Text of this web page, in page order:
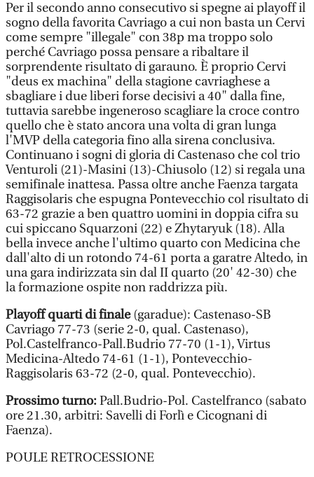
Per il secondo anno consecutivo si spegne ai playoff il
sogno della favorita Cavriago a cui non basta un Cervi
come sempre "illegale" con 38p ma troppo solo
perché Cavriago possa pensare a ribaltare il
sorprendente risultato di garauno. È proprio Cervi
"deus ex machina" della stagione cavriaghese a
sbagliare i due liberi forse decisivi a 40" dalla fine,
tuttavia sarebbe ingeneroso scagliare la croce contro
quello che è stato ancora una volta di gran lunga
l'MVP della categoria fino alla sirena conclusiva.
Continuano i sogni di gloria di Castenaso che col trio
Venturoli (21)-Masini (13)-Chiusolo (12) si regala una
semifinale inattesa. Passa oltre anche Faenza targata
Raggisolaris che espugna Pontevecchio col risultato di
63-72 grazie a ben quattro uomini in doppia cifra su
cui spiccano Squarzoni (22) e Zhytaryuk (18). Alla
bella invece anche l'ultimo quarto con Medicina che
dall'alto di un rotondo 74-61 porta a garatre Altedo, in
una gara indirizzata sin dal II quarto (20' 42-30) che
la formazione ospite non raddrizza più.
Playoff quarti di finale(garadue): Castenaso-SB
Cavriago 77-73 (serie 2-0, qual. Castenaso),
Pol.Castelfranco-Pall.Budrio 77-70 (1-1), Virtus
Medicina-Altedo 74-61 (1-1), Pontevecchio-
Raggisolaris 63-72 (2-0, qual. Pontevecchio).
Prossimo turno:Pall.Budrio-Pol. Castelfranco (sabato
ore 21.30, arbitri: Savelli di Forlì e Cicognani di
Faenza).
POULE RETROCESSIONE